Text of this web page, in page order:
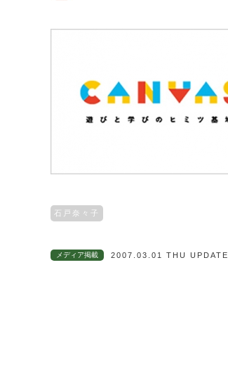
石戸奈々子
メディア掲載 2007.03.01 THU UPDATE